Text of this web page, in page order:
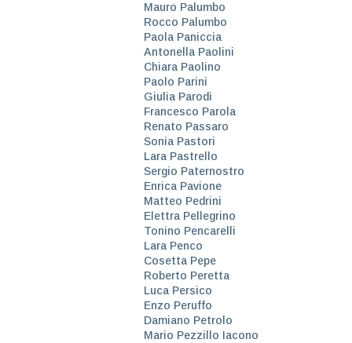
Mauro Palumbo
Rocco Palumbo
Paola Paniccia
Antonella Paolini
Chiara Paolino
Paolo Parini
Giulia Parodi
Francesco Parola
Renato Passaro
Sonia Pastori
Lara Pastrello
Sergio Paternostro
Enrica Pavione
Matteo Pedrini
Elettra Pellegrino
Tonino Pencarelli
Lara Penco
Cosetta Pepe
Roberto Peretta
Luca Persico
Enzo Peruffo
Damiano Petrolo
Mario Pezzillo Iacono